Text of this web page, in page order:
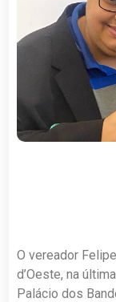
O vereador
d’Oeste, na
Palácio dos